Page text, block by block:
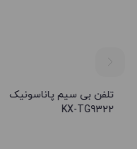
تلفن بی سیم پاناسونیک
KX-TG9322